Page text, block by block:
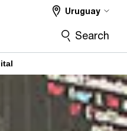
Uruguay
Search